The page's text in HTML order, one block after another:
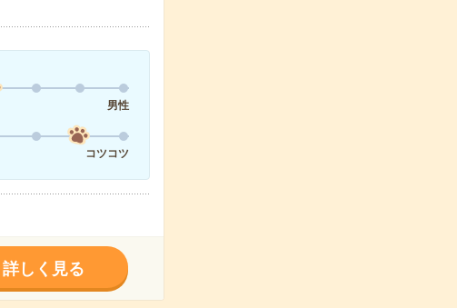
男性
コツコツ
詳しく見る